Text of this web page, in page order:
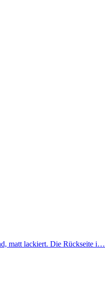
matt lackiert. Die Rückseite i…